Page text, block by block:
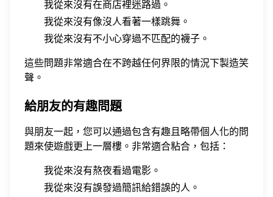
我從來沒有在商店裡迷路過。
我從來沒有像沒人看著一樣跳舞。
我從來沒有不小心穿過不匹配的襪子。
這些問題非常適合在不跨越任何界限的情況下製造笑
聲。
給朋友的有趣問題
與朋友一起，您可以通過包含有趣且略帶個人化的問
題來使遊戲更上一層樓。非常適合粘合，包括：
我從來沒有熬夜看過電影。
我從來沒有誤發過簡訊給錯誤的人。